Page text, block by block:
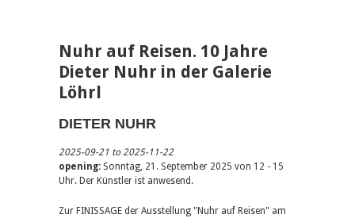
Nuhr auf Reisen. 10 Jahre
Dieter Nuhr in der Galerie
Löhrl
DIETER NUHR
2025-09-21 to 2025-11-22
opening: Sonntag, 21. September 2025 von 12 - 15
Uhr. Der Künstler ist anwesend.
Zur FINISSAGE der Ausstellung "Nuhr auf Reisen" am